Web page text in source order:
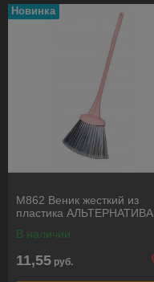
Новинка
М862 Веник жесткий из
пластика АЛЬТЕРНАТИВА
В наличии
11,55 руб.